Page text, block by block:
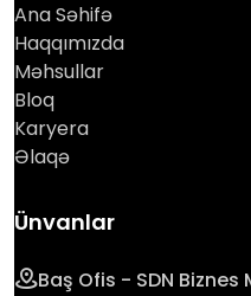
Ana Səhifə
Haqqımızda
Məhsullar
Bloq
Karyera
Əlaqə
Ünvanlar
Baş Ofis - SDN Biznes